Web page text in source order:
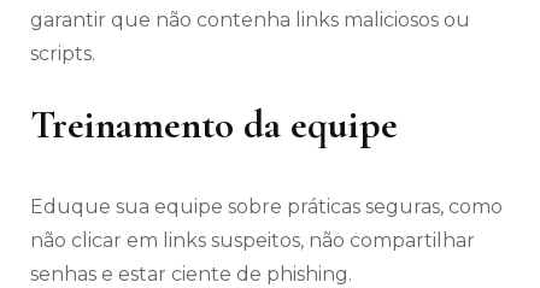
garantir que não contenha links maliciosos ou
scripts.
Treinamento da equipe
Eduque sua equipe sobre práticas seguras, como
não clicar em links suspeitos, não compartilhar
senhas e estar ciente de phishing.